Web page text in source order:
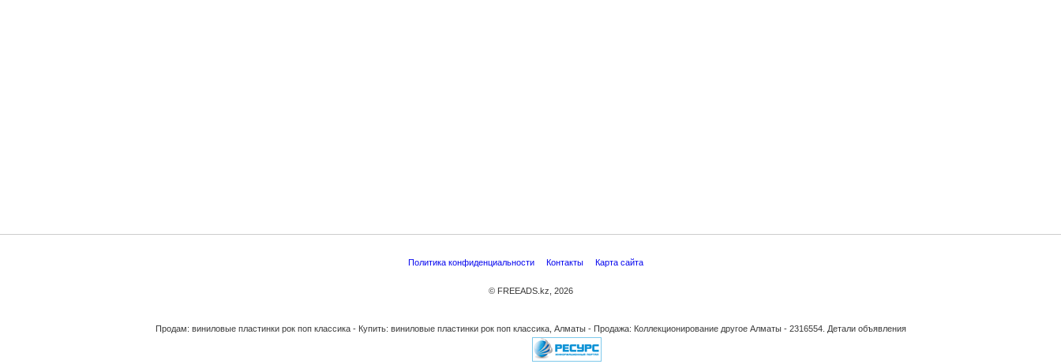
Политика конфиденциальности Контакты Карта сайта
© FREEADS.kz, 2026
Продам: виниловые пластинки рок поп классика - Купить: виниловые пластинки рок поп классика, Алматы - Продажа: Коллекционирование другое Алматы - 2316554. Детали объявления